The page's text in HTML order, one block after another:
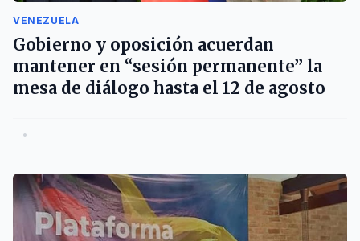
VENEZUELA
Gobierno y oposición acuerdan
mantener en “sesión permanente” la
mesa de diálogo hasta el 12 de agosto
•